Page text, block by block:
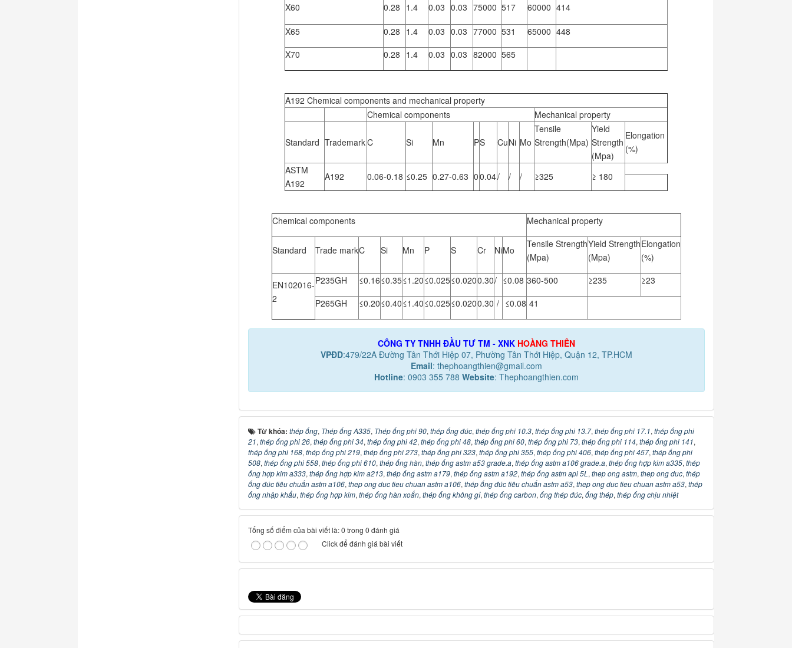
X60 0.28 1.4 0.03 0.03 75000 517 60000 414
X65 0.28 1.4 0.03 0.03 77000 531 65000 448
X70
0.28 1.4 0.03 0.03 82000 565
A192 Chemical components and mechanical property
Chemical components
Mechanical property
Standard TrademarkC Si Mn PS CuNi Mo
Tensile
Strength(Mpa)
Yield
Strength
(Mpa)
Elongation
(%)
ASTM
A192
A192 0.06-0.18 ≤0.25 0.27-0.63 00.04/ / / ≥325 ≥ 180
Chemical components Mechanical property
Standard Trade markC Si Mn P S Cr NiMo
Tensile Strength
(Mpa)
Yield Strength
(Mpa)
Elongation
(%)
EN102016-
2
P235GH ≤0.16≤0.35≤1.20≤0.025≤0.0200.30/ ≤0.08 360-500 ≥235
≥23
P265GH
≤0.20≤0.40≤1.40≤0.025≤0.0200.30 / ≤0.08 41
CÔNG TY TNHH ĐẦU TƯ TM - XNK HOÀNG THIÊN
VPĐD:479/22A Đường Tân Thới Hiệp 07, Phường Tân Thới Hiệp, Quận 12, TP.HCM
Email: thephoangthien@gmail.com
Hotline: 0903 355 788 Website: Thephoangthien.com
Từ khóa: thép ống, Thép ống A335, Thép ống phi 90, thép ống đúc, thép ống phi 10.3, thép ống phi 13.7, thép ống phi 17.1, thép ống phi
21, thép ống phi 26, thép ống phi 34, thép ống phi 42, thép ống phi 48, thép ống phi 60, thép ống phi 73, thép ống phi 114, thép ống phi 141,
thép ống phi 168, thép ống phi 219, thép ống phi 273, thép ống phi 323, thép ống phi 355, thép ống phi 406, thép ống phi 457, thép ống phi
508, thép ống phi 558, thép ống phi 610, thép ống hàn, thép ống astm a53 grade.a, thép ống astm a106 grade.a, thép ống hợp kim a335, thép
ống hợp kim a333, thép ống hợp kim a213, thép ống astm a179, thép ống astm a192, thép ống astm api 5L , thep ong astm, thep ong duc, thép
ống đúc tiêu chuẩn astm a106, thep ong duc tieu chuan astm a106, thép ống đúc tiêu chuẩn astm a53, thep ong duc tieu chuan astm a53, thép
ống nhập khẩu, thép ống hợp kim, thép ống hàn xoắn, thép ống không gỉ, thép ống carbon, ống thép đúc, ống thép, thép ống chịu nhiệt
Tổng số điểm của bài viết là: 0 trong 0 đánh giá
Click để đánh giá bài viết